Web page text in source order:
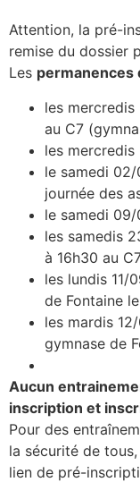
Attention, la pré-
remise du dossier
Les permanences
les
au C7
les
le samedi 02/
journée des
le samedi 09/
les samedis
à 16h30 au
les lundis 11/
de Fontaine
les mardis
gymnase de
Aucun
inscription et
Pour des
la sécurité de tous,
lien de pré-